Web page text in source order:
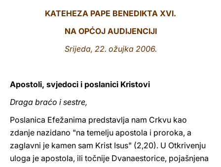
KATEHEZA PAPE BENEDIKTA XVI.
NA OPĆOJ AUDIJENCIJI
Srijeda, 22. ožujka 2006.
Apostoli, svjedoci i poslanici Kristovi
Draga braćo i sestre,
Poslanica Efežanima predstavlja nam Crkvu kao
zdanje nazidano "na temelju apostola i proroka, a
zaglavni je kamen sam Krist Isus" (2,20). U Otkrivenju
uloga je apostola, ili točnije Dvanaestorice, pojašnjena